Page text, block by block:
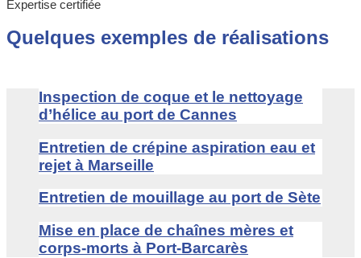
Expertise certifiée
Quelques exemples de réalisations
Inspection de coque et le nettoyage
d’hélice au port de Cannes
Entretien de crépine aspiration eau et
rejet à Marseille
Entretien de mouillage au port de Sète
Mise en place de chaînes mères et
corps-morts à Port-Barcarès